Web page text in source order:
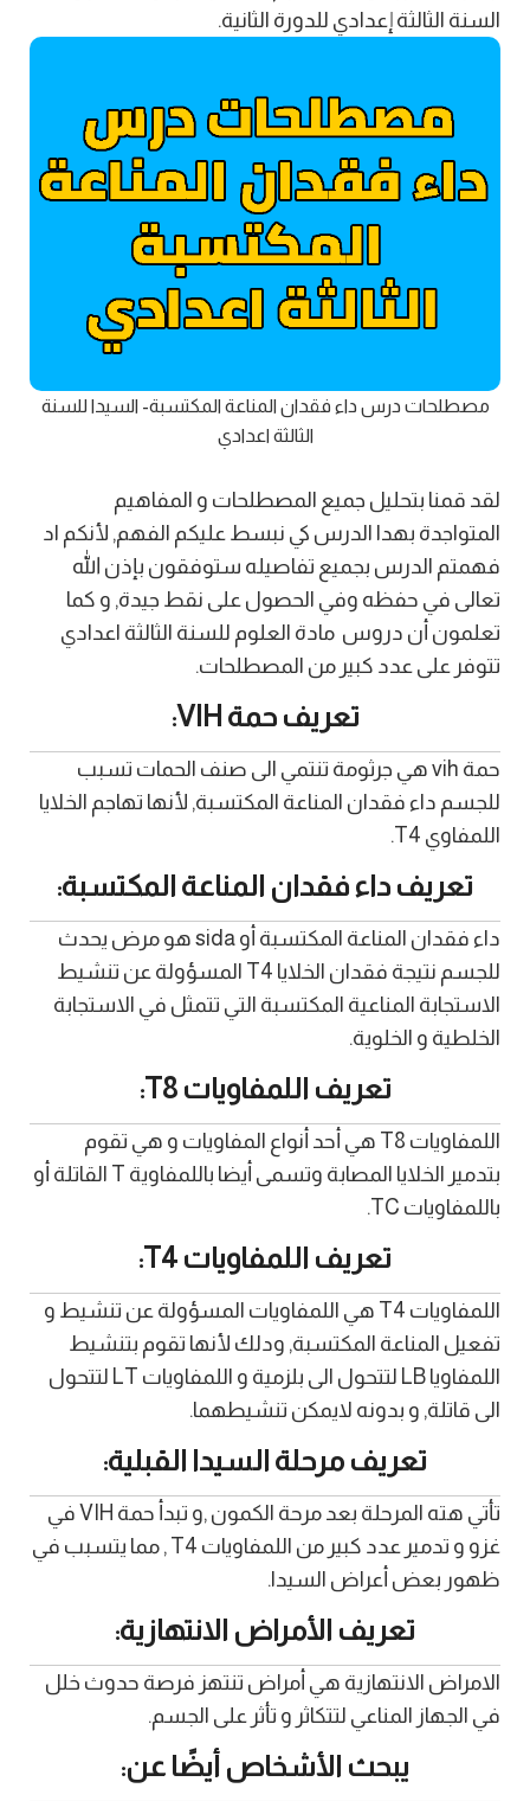
السنة الثالثة إعدادي للدورة الثانية.
مصطلحات درس داء فقدان المناعة المكتسبة- السيدا للسنة
الثالثة اعدادي
لقد قمنا بتحليل جميع المصطلحات و المفاهيم
المتواجدة بهدا الدرس كي نبسط عليكم الفهم, لأنكم اد
فهمتم الدرس بجميع تفاصيله ستوفقون بإذن الله
تعالى في حفظه وفي الحصول على نقط جيدة, و كما
تعلمون أن دروس مادة العلوم للسنة الثالثة اعدادي
تتوفر على عدد كبير من المصطلحات.
تعريف حمة VIH:
حمة vih هي جرثومة تنتمي الى صنف الحمات تسبب
للجسم داء فقدان المناعة المكتسبة, لأنها تهاجم الخلايا
اللمفاوي T4.
تعريف داء فقدان المناعة المكتسبة:
داء فقدان المناعة المكتسبة أو sida هو مرض يحدث
للجسم نتيجة فقدان الخلايا T4 المسؤولة عن تنشيط
الاستجابة المناعية المكتسبة التي تتمثل في الاستجابة
الخلطية و الخلوية.
تعريف اللمفاويات T8:
اللمفاويات T8 هي أحد أنواع المفاويات و هي تقوم
بتدمير الخلايا المصابة وتسمى أيضا باللمفاوية T القاتلة أو
باللمفاويات TC.
تعريف اللمفاويات T4:
اللمفاويات T4 هي اللمفاويات المسؤولة عن تنشيط و
تفعيل المناعة المكتسبة, ودلك لأنها تقوم بتنشيط
اللمفاويا LB لتتحول الى بلزمية و اللمفاويات LT لتتحول
الى قاتلة, و بدونه لايمكن تنشيطهما.
تعريف مرحلة السيدا القبلية:
تأتي هته المرحلة بعد مرحة الكمون ,و تبدأ حمة VIH في
غزو و تدمير عدد كبير من اللمفاويات T4 , مما يتسبب في
ظهور بعض أعراض السيدا.
تعريف الأمراض الانتهازية:
الامراض الانتهازية هي أمراض تنتهز فرصة حدوث خلل
في الجهاز المناعي لتتكاثر و تأثر على الجسم.
يبحث الأشخاص أيضًا عن: